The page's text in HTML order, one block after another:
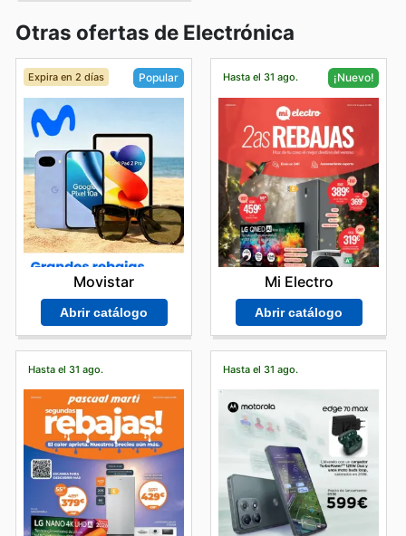
Otras ofertas de Electrónica
Expira en 2 días Popular
Movistar
Abrir catálogo
Hasta el 31 ago. ¡Nuevo!
Mi Electro
Abrir catálogo
Hasta el 31 ago. Hasta el 31 ago.